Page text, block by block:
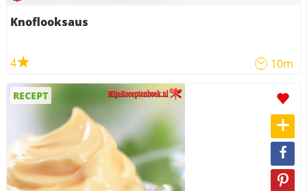
Knoflooksaus
4 10m
RECEPT